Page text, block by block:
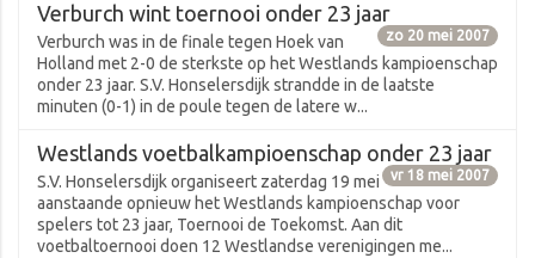
Verburch wint toernooi onder 23 jaar
zo 20 mei 2007
Verburch was in de finale tegen Hoek van
Holland met 2-0 de sterkste op het Westlands kampioenschap
onder 23 jaar. S.V. Honselersdijk strandde in de laatste
minuten (0-1) in de poule tegen de latere w...
Westlands voetbalkampioenschap onder 23 jaar
vr 18 mei 2007
S.V. Honselersdijk organiseert zaterdag 19 mei
aanstaande opnieuw het Westlands kampioenschap voor
spelers tot 23 jaar, Toernooi de Toekomst. Aan dit
voetbaltoernooi doen 12 Westlandse verenigingen me...